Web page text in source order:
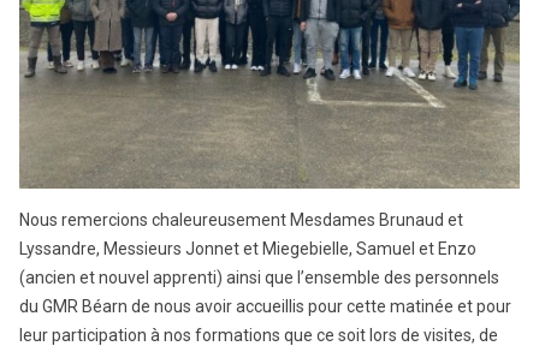
Nous remercions chaleureusement Mesdames Brunaud et
Lyssandre, Messieurs Jonnet et Miegebielle, Samuel et Enzo
(ancien et nouvel apprenti) ainsi que l’ensemble des personnels
du GMR Béarn de nous avoir accueillis pour cette matinée et pour
leur participation à nos formations que ce soit lors de visites, de